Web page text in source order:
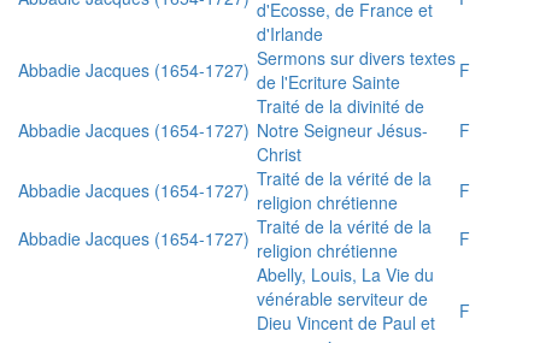
d'Ecosse, de France et
d'Irlande
Abbadie Jacques (1654-1727) Sermons sur divers textes
de l'Ecriture Sainte
F
Abbadie Jacques (1654-1727)
Traité de la divinité de
Notre Seigneur Jésus-
Christ
F
Abbadie Jacques (1654-1727) Traité de la vérité de la
religion chrétienne
F
Abbadie Jacques (1654-1727) Traité de la vérité de la
religion chrétienne
F
Abelly, Louis, La Vie du
vénérable serviteur de
Dieu Vincent de Paul et
F